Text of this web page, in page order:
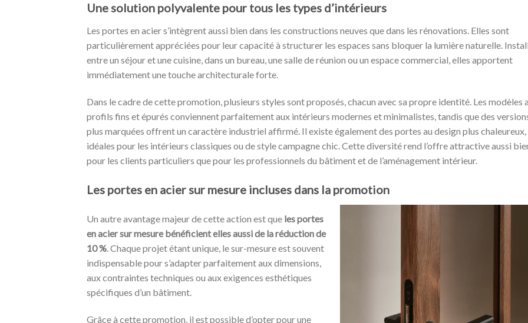
Une solution polyvalente pour tous les types d’intérieurs
Les portes en acier s’intègrent aussi bien dans les constructions neuves que dans les rénovations. Elles sont
particulièrement appréciées pour leur capacité à structurer les espaces sans bloquer la lumière naturelle.
entre un séjour et une cuisine, dans un bureau, une salle de réunion ou un espace commercial, elles apportent
immédiatement une touche architecturale forte.
Dans le cadre de cette promotion, plusieurs styles sont proposés, chacun avec sa propre identité. Les modèles
profils fins et épurés conviennent parfaitement aux intérieurs modernes et minimalistes, tandis que des
plus marquées offrent un caractère industriel affirmé. Il existe également des portes au design plus chaleureux,
idéales pour les intérieurs classiques ou de style campagne chic. Cette diversité rend l’offre attractive aussi
pour les clients particuliers que pour les professionnels du bâtiment et de l’aménagement intérieur.
Les portes en acier sur mesure incluses dans la promotion
Un autre avantage majeur de cette action est que les portes
en acier sur mesure bénéficient elles aussi de la réduction de
10 % . Chaque projet étant unique, le sur-mesure est souvent
indispensable pour s’adapter parfaitement aux dimensions,
aux contraintes techniques ou aux exigences esthétiques
spécifiques d’un bâtiment.
Grâce à cette promotion, il est possible d’opter pour une